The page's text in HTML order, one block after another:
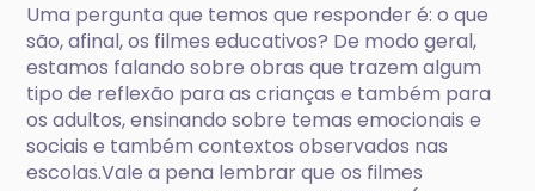
Uma pergunta que temos que responder é: o que
são, afinal, os filmes educativos? De modo geral,
estamos falando sobre obras que trazem algum
tipo de reflexão para as crianças e também para
os adultos, ensinando sobre temas emocionais e
sociais e também contextos observados nas
escolas.Vale a pena lembrar que os filmes